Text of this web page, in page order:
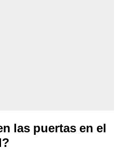
las puertas en el